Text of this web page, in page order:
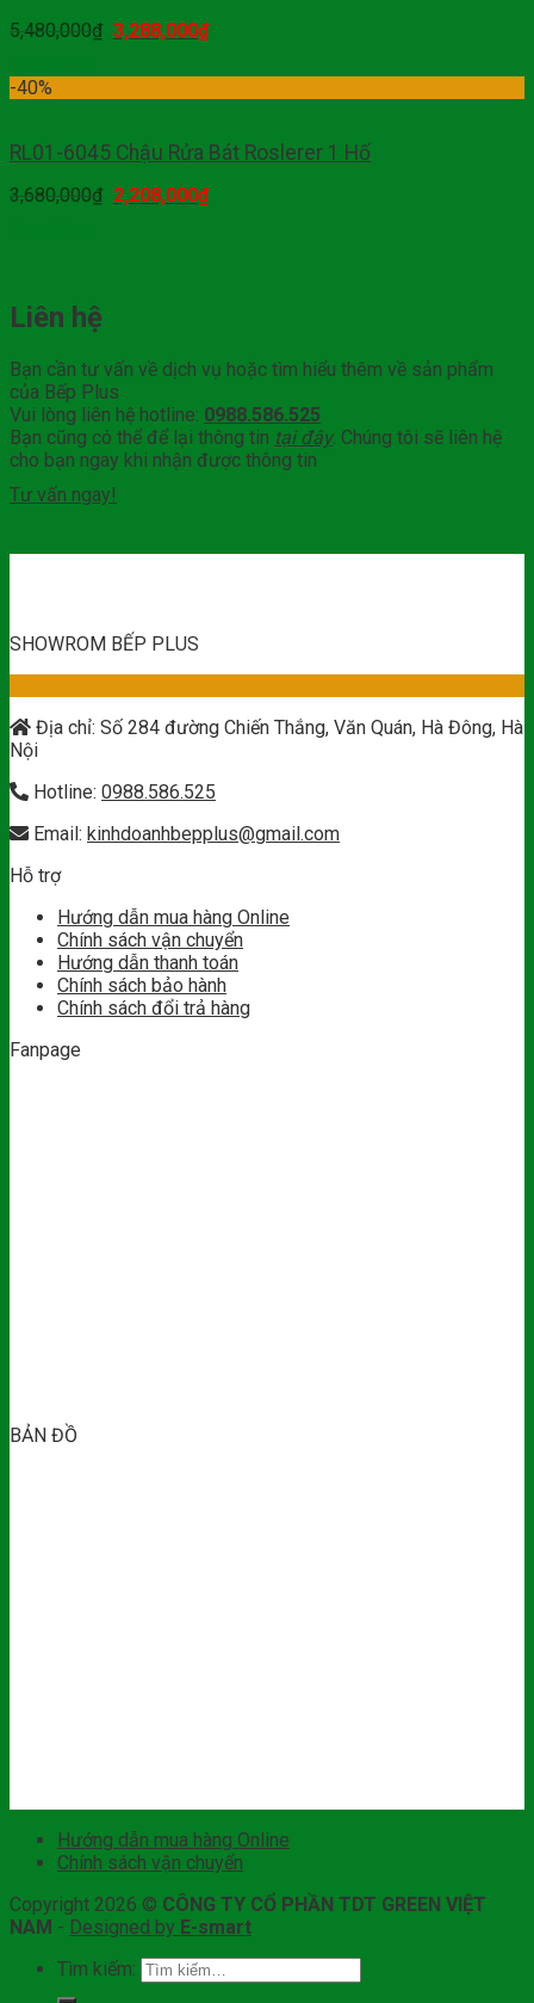
5,480,000₫ 3,288,000₫
-40%
RL01-6045 Chậu Rửa Bát Roslerer 1 Hố
3,680,000₫ 2,208,000₫
Liên hệ
Bạn cần tư vấn về dịch vụ hoặc tìm hiểu thêm về sản phẩm
của Bếp Plus
Vui lòng liên hệ hotline: 0988.586.525
Bạn cũng có thể để lại thông tin tại đây. Chúng tôi sẽ liên hệ
cho bạn ngay khi nhận được thông tin
Tư vấn ngay!
SHOWROM BẾP PLUS
Địa chỉ: Số 284 đường Chiến Thắng, Văn Quán, Hà Đông, Hà
Nội
Hotline: 0988.586.525
Email: kinhdoanhbepplus@gmail.com
Hỗ trợ
Hướng dẫn mua hàng Online
Chính sách vận chuyển
Hướng dẫn thanh toán
Chính sách bảo hành
Chính sách đổi trả hàng
Fanpage
BẢN ĐỒ
Hướng dẫn mua hàng Online
Chính sách vận chuyển
Copyright 2026 © CÔNG TY CỔ PHẦN TDT GREEN VIỆT
NAM - Designed by E-smart
Tìm kiếm: